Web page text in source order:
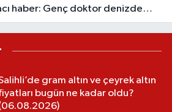
haber: Genç doktor denizde
gram altın ve çeyrek altın
bugün ne kadar oldu?